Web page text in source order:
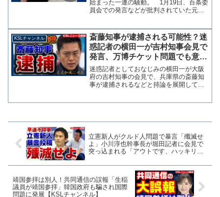
始まった一連の騒動。 1月19日、百条委
員会での発言などが批判されていた元県
政をめぐる混乱で自ら命を絶ったみられ
る関係者はこれで3人...
KSLチャンネル
斎藤知事が逮捕される可能性？迷
惑記者の横田一が吉村知事会見で
発言、万博チケット問題でも意味
不明の謎質問を繰り返す【KSLチ
ャンネル】
迷惑記者としておなじみの横田一が大阪
府の吉村知事の会見で、兵庫県の斎藤知
事が逮捕されるなどと持論を展開してい
立憲新人がクルド人問題で暴言「殲滅せ
よ」小川淳也幹事長が堀田記者に会見で
突っ込まれる「アウトです、ハッキリ言
靖国参拝は別人！共同通信の誤報「生稲
議員が靖国参拝」韓国政府も騙され国際
問題に発展【KSLチャンネル】